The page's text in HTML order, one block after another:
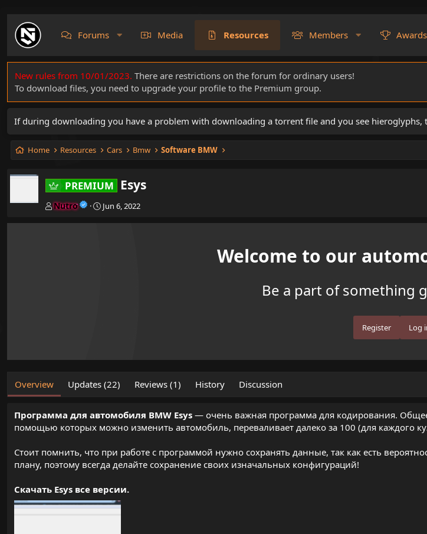
Forums Media Resources Members Awards
New rules from 10/01/2023. There are restrictions on the forum for ordinary users!
To download files, you need to upgrade your profile to the Premium group.
If during downloading you have a problem with downloading a torrent file and you see hieroglyphs,
Home Resources Cars Bmw Software BMW
PREMIUM Esys
A
t
Nutro
C
e
Jun 6, 2022
Welcome to our
Be a part of something
Register Log
Overview Updates (22) Reviews (1) History Discussion
Программа для автомобиля BMW Esys — очень важная программа для кодирования.
помощью которых можно изменить автомобиль, переваливает далеко за 100 (для каждого
Стоит помнить, что при работе с программой нужно сохранять данные, так как есть
плану, поэтому всегда делайте сохранение своих изначальных конфигураций!
Скачать Esys все версии.